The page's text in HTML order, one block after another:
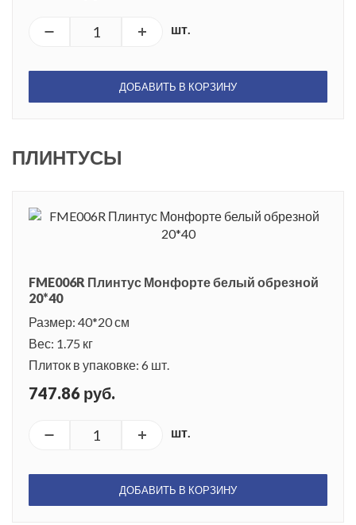
шт.
ДОБАВИТЬ В КОРЗИНУ
ПЛИНТУСЫ
FME006R Плинтус Монфорте белый обрезной
20*40
Размер: 40*20 см
Вес: 1.75 кг
Плиток в упаковке: 6 шт.
747.86 руб.
шт.
ДОБАВИТЬ В КОРЗИНУ